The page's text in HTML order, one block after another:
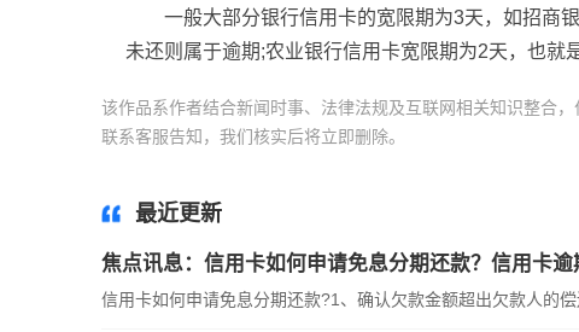
一般大部分银行信用卡的宽限期为3天，如招商
未还则属于逾期;农业银行信用卡宽限期为2天，也就
该作品系作者结合新闻时事、法律法规及互联网相关知识整合
联系客服告知，我们核实后将立即删除。
最近更新
焦点讯息：信用卡如何申请免息分期还款？信用卡逾
信用卡如何申请免息分期还款?1、确认欠款金额超出欠款人的偿